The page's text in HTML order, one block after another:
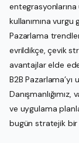
entegrasyonlarına
kullanımına
Pazarlama
evrildikçe, çevik
avantajlar elde
B2B
ve uygulama
bugün stratejik bir